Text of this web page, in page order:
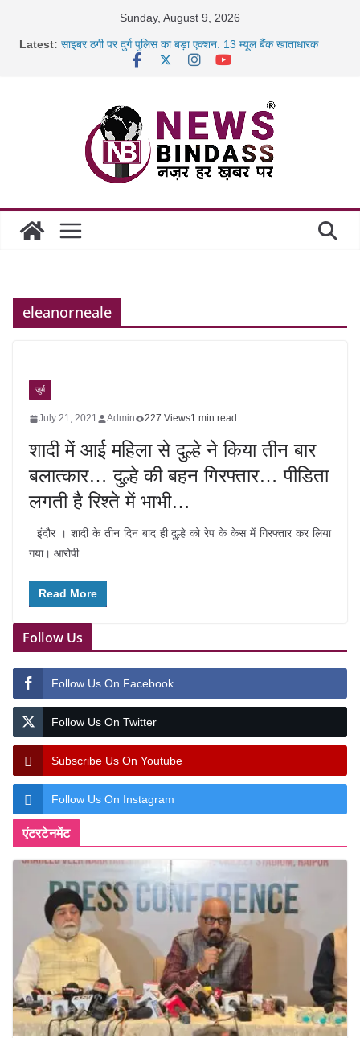
Sunday, August 9, 2026
Latest: साइबर ठगी पर दुर्ग पुलिस का बड़ा एक्शन: 13 म्यूल बैंक खाताधारक
रायपुर में कल्याण ज्वेलर्स में डकैती की साजिश नाकाम, दिल्ली-बिहार
छत्तीसगढ़ में 1460 गोधाम होंगे स्थापित, हर विकासखंड के 10 उत्कृष्ट
गोठानों
eleanorneale
जुर्म
July 21, 2021 Admin 227 Views1 min read
शादी में आई महिला से दुल्हे ने किया तीन बार
बलात्कार… दुल्हे की बहन गिरफ्तार… पीडिता
लगती है रिश्ते में भाभी…
इंदौर । शादी के तीन दिन बाद ही दुल्हे को रेप के केस में गिरफ्तार कर लिया
गया। आरोपी
Read More
Follow Us
Follow Us On Facebook
Follow Us On Twitter
Subscribe Us On Youtube
Follow Us On Instagram
एंटरटेनमेंट